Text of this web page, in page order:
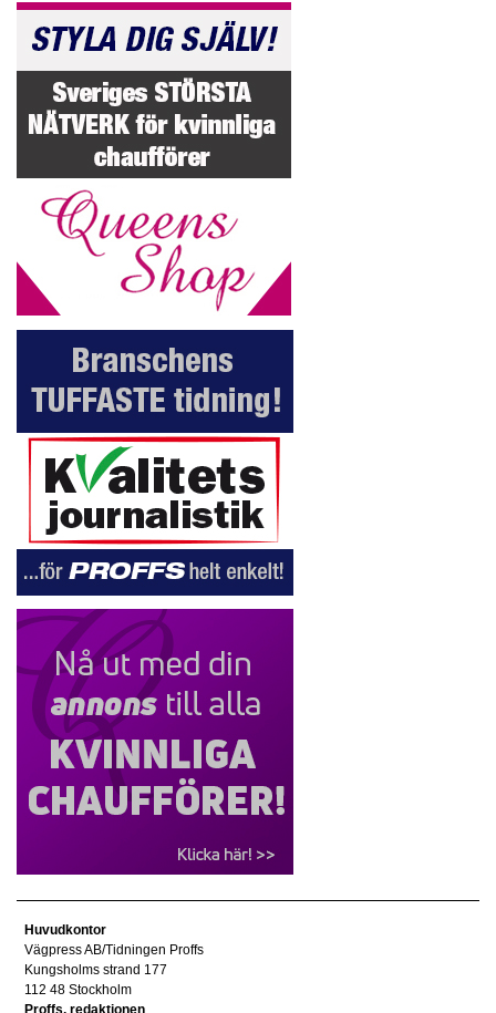
Huvudkontor
Vägpress AB/Tidningen Proffs
Kungsholms strand 177
112 48 Stockholm
Proffs, redaktionen